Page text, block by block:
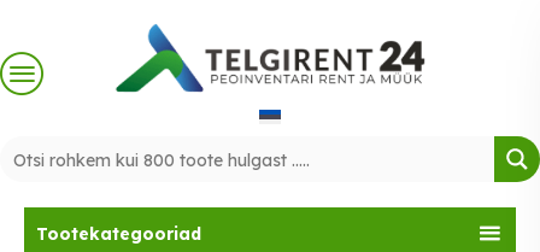
content
Tootekategooriad